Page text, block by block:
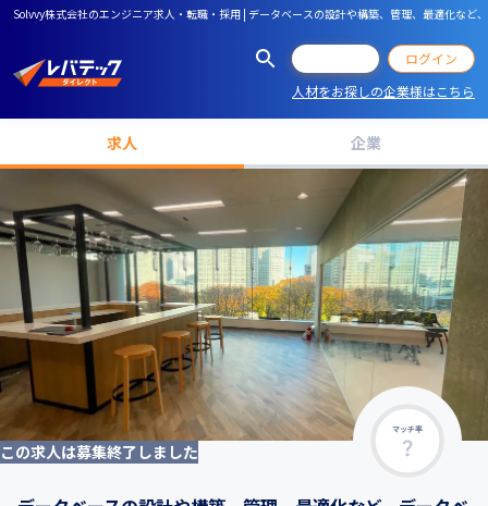
Solvvy株式会社のエンジニア求人・転職・採用 | データベースの設計や構築、管理、最適化な
ログイン
人材をお探しの企業様はこちら
求人 企業
マッチ率
この求人は募集終了しました